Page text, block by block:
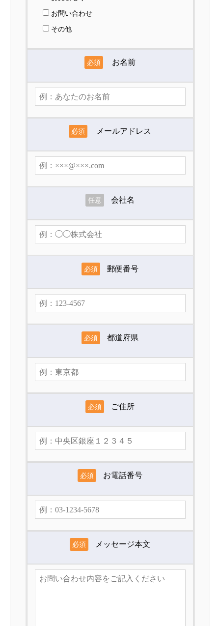
お問い合わせ
その他
必須 お名前
必須 メールアドレス
任意 会社名
必須 郵便番号
必須 都道府県
必須 ご住所
必須 お電話番号
必須 メッセージ本文